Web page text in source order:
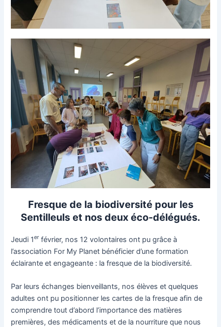
Fresque de la biodiversité pour les
Sentilleuls et nos deux éco-délégués.
Jeudi 1er février, nos 12 volontaires ont pu grâce à
l’association For My Planet bénéficier d’une formation
éclairante et engageante : la fresque de la biodiversité.
Par leurs échanges bienveillants, nos élèves et quelques
adultes ont pu positionner les cartes de la fresque afin de
comprendre tout d’abord l’importance des matières
premières, des médicaments et de la nourriture que nous